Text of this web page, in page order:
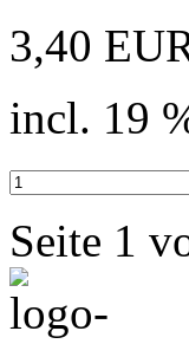
3,40
incl. 19
Seite 1